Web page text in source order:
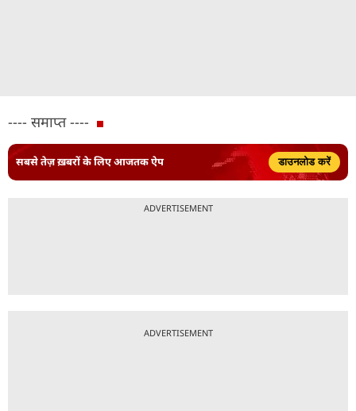
---- समाप्त ----
सबसे तेज़ ख़बरों के लिए आजतक ऐप डाउनलोड करें
ADVERTISEMENT
ADVERTISEMENT